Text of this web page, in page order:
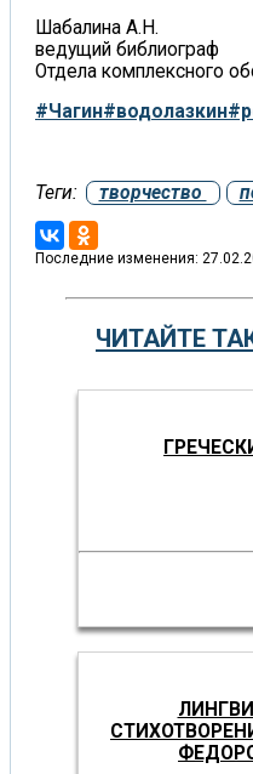
Шабалина А.Н.
ведущий библиограф
Отдела комплексного
#Чагин#водолазкин
Теги: творчество
Последние изменения:
ЧИТАЙТЕ